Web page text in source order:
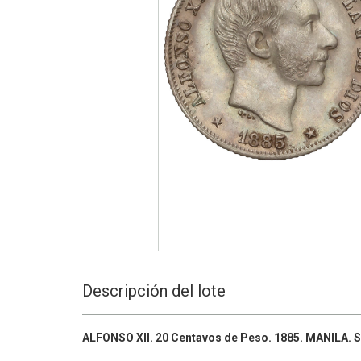
Descripción del lote
ALFONSO XII. 20 Centavos de Peso. 1885. MANILA.